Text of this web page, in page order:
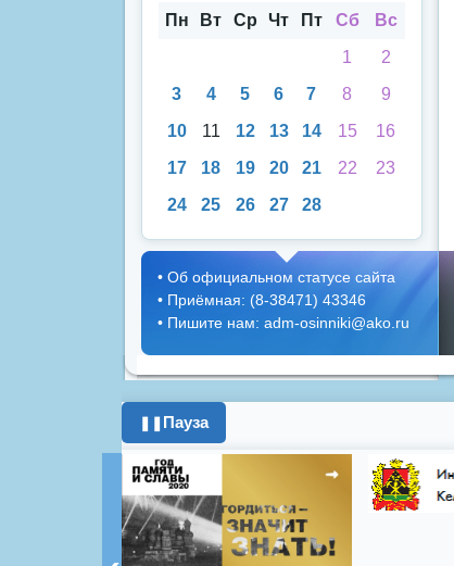
аря
Пн Вт Ср Чт Пт Сб
Вс
1
2
3
4 5 6 7 8
9
10
11 12 13 14 15
16
17
18 19 20 21 22
23
24
25 26 27 28
• Об официальном статусе сайта
• Приёмная: (8-38471) 43346
• Пишите нам: adm-osinniki@ako.ru
❚❚ Пауза